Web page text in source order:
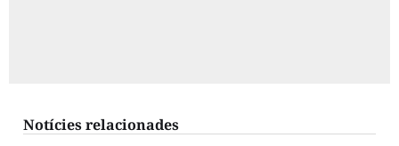
Notícies relacionades